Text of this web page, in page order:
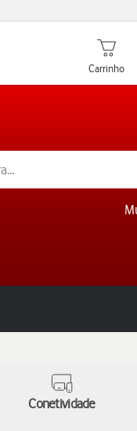
Carrinho
Conetividade